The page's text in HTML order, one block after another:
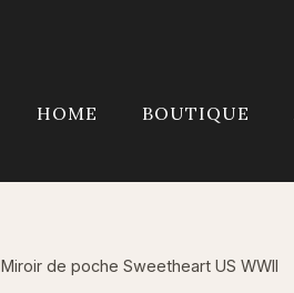
HOME BOUTIQUE
Miroir de poche Sweetheart US WWII